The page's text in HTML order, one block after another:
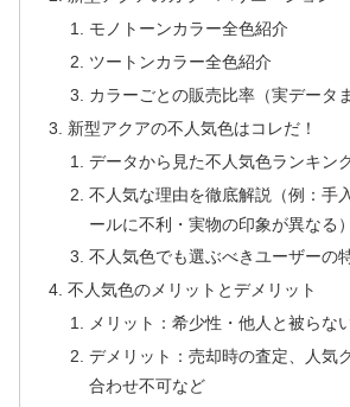
モノトーンカラー全色紹介
ツートンカラー全色紹介
カラーごとの販売比率（実データ
新型アクアの不人気色はコレだ！
データから見た不人気色ランキン
不人気な理由を徹底解説（例：手
ールに不利・実物の印象が異なる）
不人気色でも選ぶべきユーザーの
不人気色のメリットとデメリット
メリット：希少性・他人と被らな
デメリット：売却時の査定、人気
合わせ不可など